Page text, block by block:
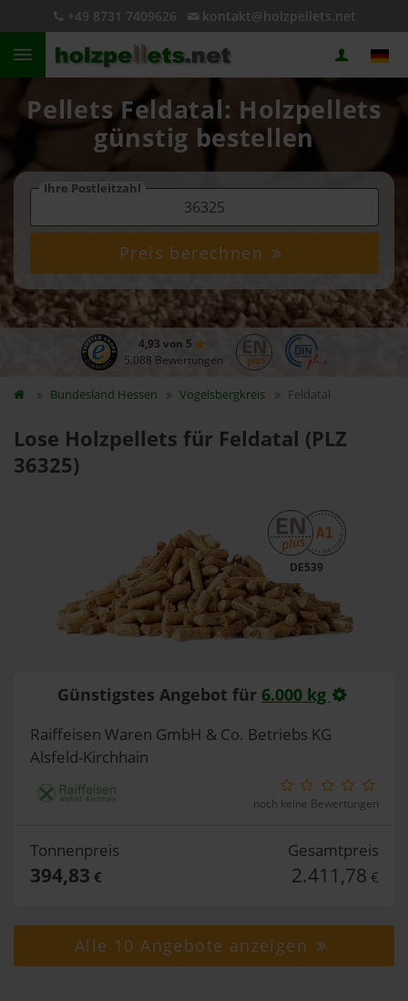
+49 8731 7409626 kontakt@holzpellets.net
Pellets Feldatal: Holzpellets
günstig bestellen
Ihre Postleitzahl
Preis berechnen
4,93 von 5
5.088 Bewertungen
Bundesland Hessen Vogelsbergkreis Feldatal
Lose Holzpellets für Feldatal (PLZ
36325)
DE539
Günstigstes Angebot für 6.000 kg
Raiffeisen Waren GmbH & Co. Betriebs KG
Alsfeld-Kirchhain
noch keine Bewertungen
Tonnenpreis
394,83 €
Gesamtpreis
2.411,78 €
Alle 10 Angebote anzeigen